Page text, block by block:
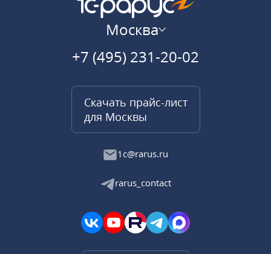
Москва
+7 (495) 231-20-02
Скачать прайс-лист
для Москвы
1c@rarus.ru
rarus_contact